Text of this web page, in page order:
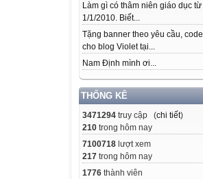
Làm gì có thâm niên giáo dục từ
1/1/2010. Biết...
Tặng banner theo yêu cầu, code
cho blog Violet tại...
Nam Định mình ơi...
THỐNG KÊ
3471294 truy cập (chi tiết)
210 trong hôm nay
7100718 lượt xem
217 trong hôm nay
1776 thành viên